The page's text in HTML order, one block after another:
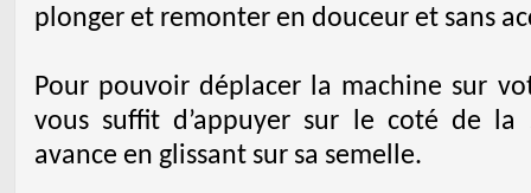
plonger et remonter en douceur et sans
Pour pouvoir déplacer la machine sur
vous suffit d’appuyer sur le coté de la
avance en glissant sur sa semelle.